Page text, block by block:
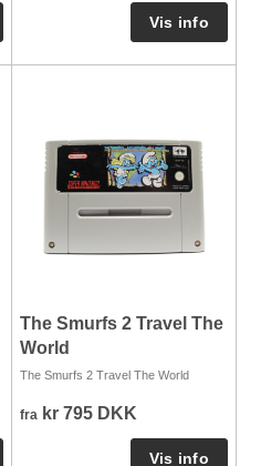
The Smurfs 2 Travel The
World
The Smurfs 2 Travel The World
fra kr 795 DKK